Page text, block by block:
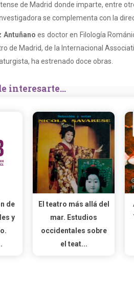
de Madrid donde imparte, entre
se complementa con la
Antuñano es doctor en Filología
de Madrid, de la Internacional
ha estrenado doce obras.
interesarte...
de
y
El teatro más allá del
mar. Estudios
occidentales sobre
el teat...